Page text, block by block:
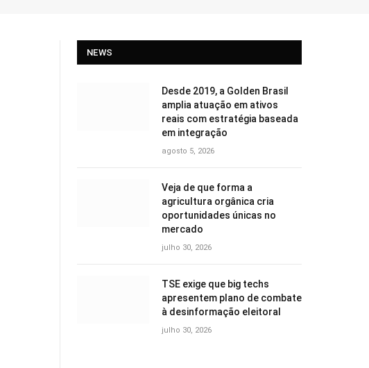
NEWS
Desde 2019, a Golden Brasil
amplia atuação em ativos
reais com estratégia baseada
em integração
agosto 5, 2026
Veja de que forma a
agricultura orgânica cria
oportunidades únicas no
mercado
julho 30, 2026
TSE exige que big techs
apresentem plano de combate
à desinformação eleitoral
julho 30, 2026